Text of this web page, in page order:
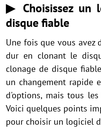
▶ Choisissez un
disque fiable
Une fois que vous avez
dur en clonant le
clonage de disque
un changement rapide
d'options, mais tous
Voici quelques points
pour choisir un logiciel